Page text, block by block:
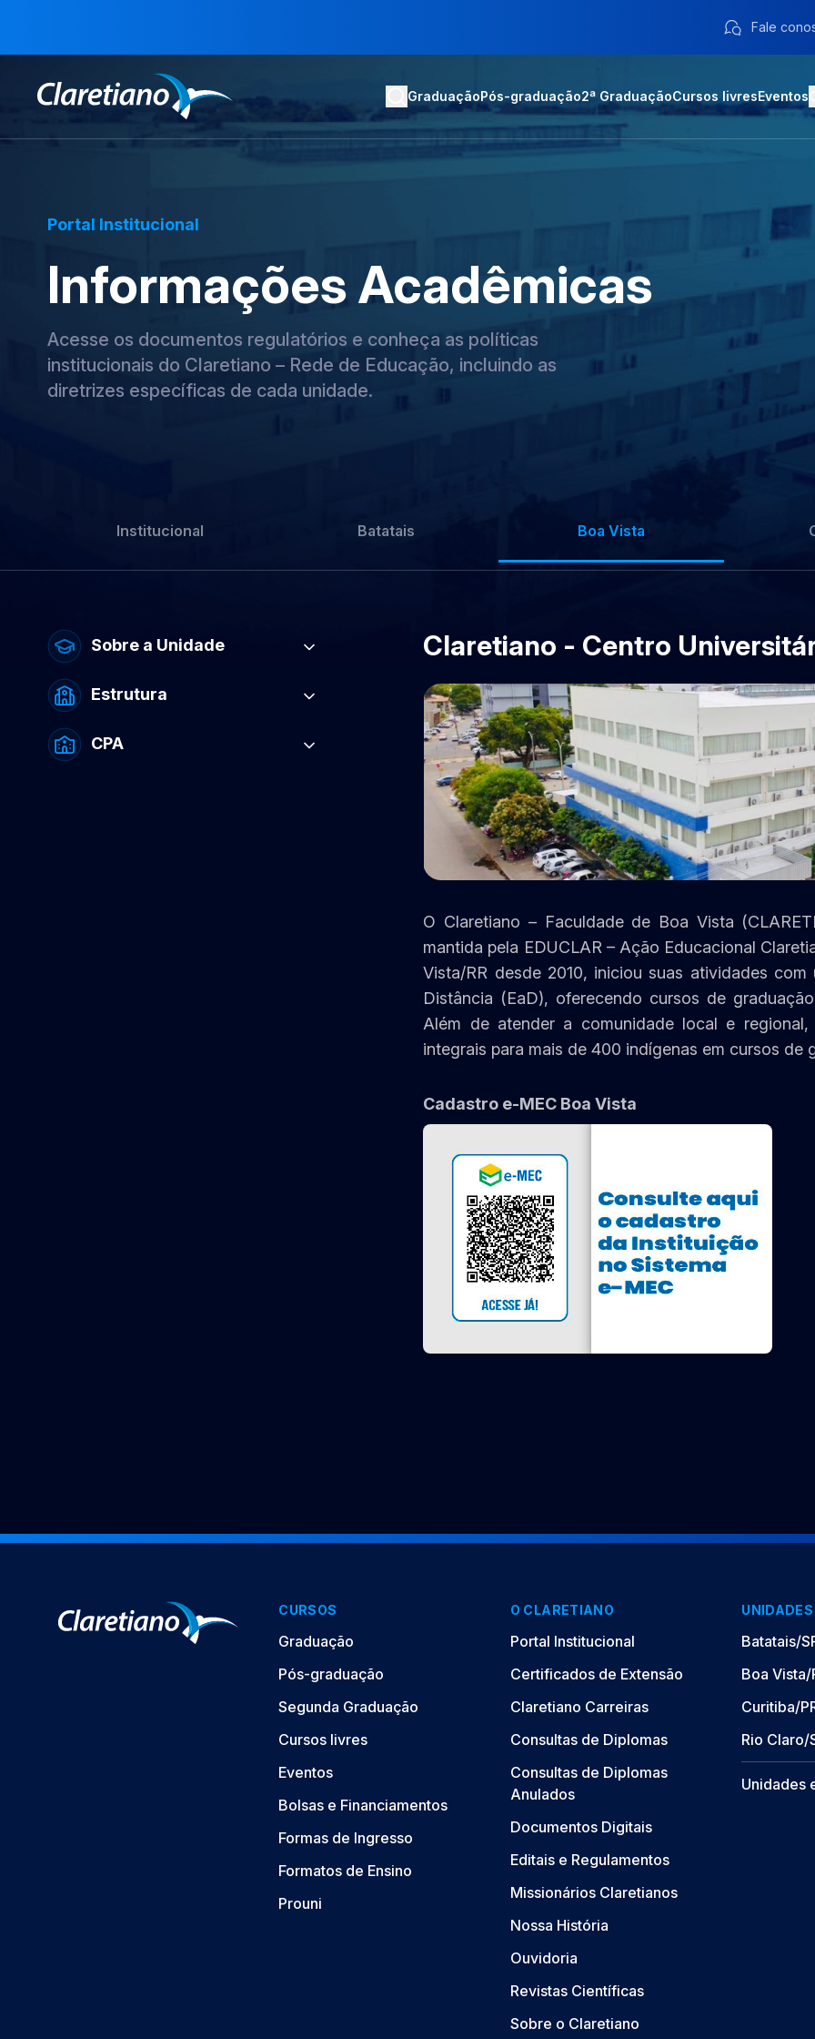
Fale
GraduaçãoPós-graduação2ª GraduaçãoCursos livresEventos
Portal Institucional
Informações Acadêmicas
Acesse os documentos regulatórios e conheça as políticas
institucionais do Claretiano – Rede de Educação, incluindo as
diretrizes específicas de cada unidade.
Institucional Batatais Boa Vista
Sobre a Unidade
Estrutura
CPA
Claretiano - Centro
O Claretiano – Faculdade de Boa Vista
mantida pela EDUCLAR – Ação Educacional
Vista/RR desde 2010, iniciou suas atividades
Distância (EaD), oferecendo cursos de
Além de atender a comunidade local e
integrais para mais de 400 indígenas em cursos de
Cadastro e-MEC Boa Vista
CURSOS
Graduação
Pós-graduação
Segunda Graduação
Cursos livres
Eventos
Bolsas e Financiamentos
Formas de Ingresso
Formatos de Ensino
Prouni
O CLARETIANO
Portal Institucional
Certificados de Extensão
Claretiano Carreiras
Consultas de Diplomas
Consultas de Diplomas
Anulados
Documentos Digitais
Editais e Regulamentos
Missionários Claretianos
Nossa História
Ouvidoria
Revistas Científicas
Sobre o Claretiano
UNIDADES
Batatais/
Boa Vista/
Curitiba/
Rio Claro/
Unidades